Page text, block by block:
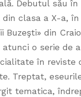
Debutul său în
clasa a X-a, în
Buzeşti» din
o serie de
în reviste
Treptat,
tematica,